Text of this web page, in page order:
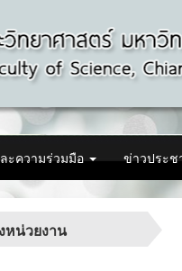
ะความร่วมมือ ข่าวประ
หน่วยงาน